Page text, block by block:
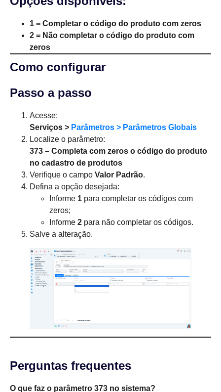
1 = Completar o código do produto com zeros
2 = Não completar o código do produto com
zeros
Como configurar
Passo a passo
Acesse:
Serviços > Parâmetros > Parâmetros Globais
Localize o parâmetro:
373 – Completa com zeros o código do produto
no cadastro de produtos
Verifique o campo Valor Padrão.
Defina a opção desejada:
Informe 1 para completar os códigos com
zeros;
Informe 2 para não completar os códigos.
Salve a alteração.
Perguntas frequentes
O que faz o parâmetro 373 no sistema?